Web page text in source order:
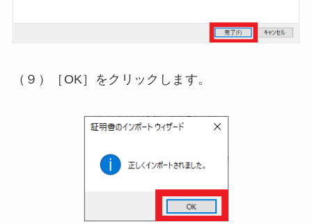
（９）［OK］をクリックします。